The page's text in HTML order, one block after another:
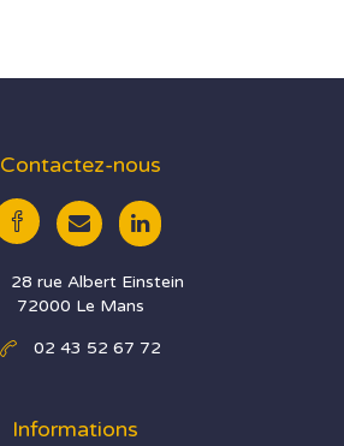
Contactez-nous
28 rue Albert Einstein
72000 Le Mans
02 43 52 67 72
Informations